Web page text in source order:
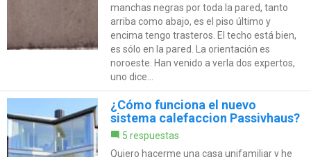
manchas negras por toda la pared, tanto
arriba como abajo, es el piso último y
encima tengo trasteros. El techo está bien,
es sólo en la pared. La orientación es
noroeste. Han venido a verla dos expertos,
uno dice...
¿Cómo funciona el nuevo
sistema calefaccion Passivhaus?
5 respuestas
Quiero hacerme una casa unifamiliar y he